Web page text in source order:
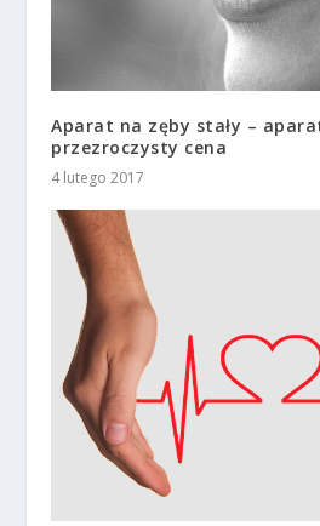
Aparat na zęby stały –
przezroczysty cena
4 lutego 2017